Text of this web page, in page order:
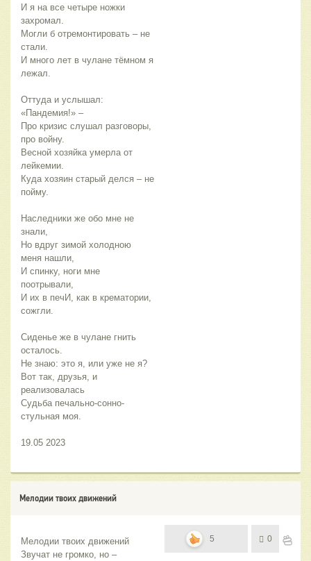
И я на все четыре ножки
захромал.
Могли б отремонтировать – не
стали.
И много лет в чулане тёмном я
лежал.
Оттуда и услышал:
«Пандемия!» –
Про кризис слушал разговоры,
про войну.
Весной хозяйка умерла от
лейкемии.
Куда хозяин старый делся – не
пойму.
Наследники же обо мне не
знали,
Но вдруг зимой холодною
меня нашли,
И спинку, ноги мне
поотрывали,
И их в печИ, как в крематории,
сожгли.
Сиденье же в чулане гнить
осталось.
Не знаю: это я, или уже не я?
Вот так, друзья, и
реализовалась
Судьба печально-сонно-
стульная моя.
19.05 2023
Мелодии твоих движений
Мелодии твоих движений
Звучат не громко, но –
5 0